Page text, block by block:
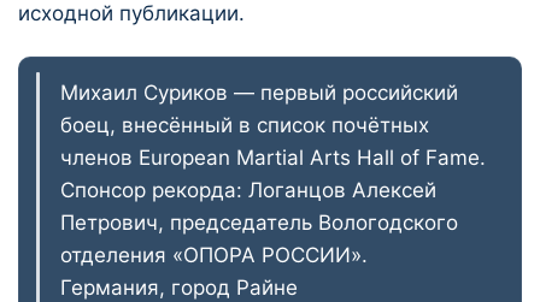
исходной публикации.
Михаил Суриков — первый российский
боец, внесённый в список почётных
членов European Martial Arts Hall of Fame.
Спонсор рекорда: Логанцов Алексей
Петрович, председатель Вологодского
отделения «ОПОРА РОССИИ».
Германия, город Райне